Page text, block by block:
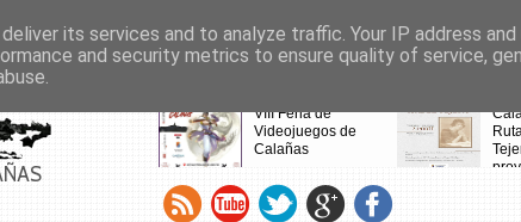
Calañas y el Cerro de
Andévalo acogen a
vecinos de Villanueva
de la Cruces
desalojados por el
VIII Feria de
Videojuegos de
Calañas
its services and to analyze traffic. Your IP address
and security metrics to ensure quality of service,